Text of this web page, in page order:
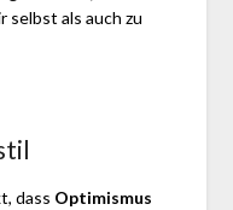
selbst als auch zu
dass Optimismus